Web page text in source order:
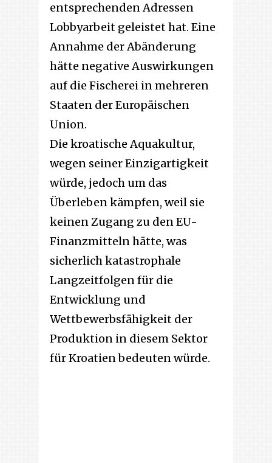
entsprechenden Adressen
Lobbyarbeit geleistet hat. Eine
Annahme der Abänderung
hätte negative Auswirkungen
auf die Fischerei in mehreren
Staaten der Europäischen
Union.
Die kroatische Aquakultur,
wegen seiner Einzigartigkeit
würde, jedoch um das
Überleben kämpfen, weil sie
keinen Zugang zu den EU-
Finanzmitteln hätte, was
sicherlich katastrophale
Langzeitfolgen für die
Entwicklung und
Wettbewerbsfähigkeit der
Produktion in diesem Sektor
für Kroatien bedeuten würde.